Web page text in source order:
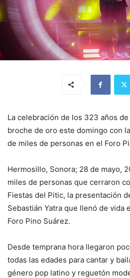
La celebración de los 323 años
broche de oro este domingo con
de miles de personas en el Foro
Hermosillo, Sonora; 28 de mayo,
miles de personas que cerraron
Fiestas del Pitic, la presentación
Sebastián Yatra que llenó de vida
Foro Pino Suárez.
Desde temprana hora llegaron
todas las edades para cantar y
género pop latino y reguetón